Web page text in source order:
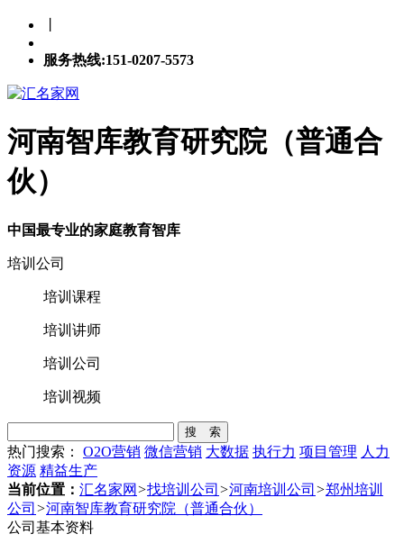
服务热线:151-0207-5573
河南智库教育研究院（普通合
伙）
中国最专业的家庭教育智库
培训公司
培训课程
培训讲师
培训公司
培训视频
搜 索
热门搜索： O2O营销 微信营销 大数据 执行力 项目管理 人力
资源 精益生产
当前位置： 汇名家网 >找培训公司 >河南培训公司 >郑州培训
公司 >河南智库教育研究院（普通合伙）
公司基本资料